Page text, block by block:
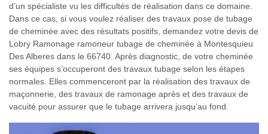
d’un spécialiste vu les difficultés de réalisation dans ce domaine.
Dans ce cas, si vous voulez réaliser des travaux pose de tubage
de cheminée avec des résultats positifs, demandez votre devis de
Lobry Ramonage ramoneur tubage de cheminée à Montesquieu
Des Alberes dans le 66740. Après diagnostic, de votre cheminée
ses équipes s’occuperont des travaux tubage selon les étapes
normales. Elles commenceront par la réalisation des travaux de
maçonnerie, des travaux de ramonage après et des travaux de
vacuité pour assurer que le tubage arrivera jusqu’au fond.